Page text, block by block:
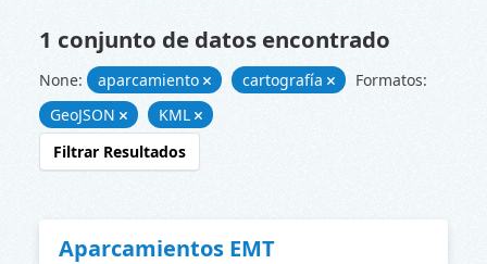
1 conjunto de datos encontrado
None: aparcamiento cartografía
Formatos:
GeoJSON
KML
Filtrar Resultados
Aparcamientos EMT